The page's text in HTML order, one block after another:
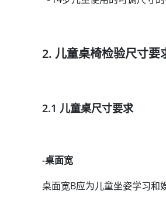
2. 儿童桌椅检验尺寸要
2.1 儿童桌尺寸要求
-桌面宽
桌面宽B应为儿童坐姿学习和